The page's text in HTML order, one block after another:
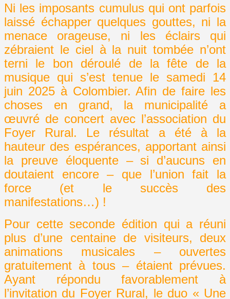
Ni les imposants cumulus qui ont parfois
laissé échapper quelques gouttes, ni la
menace orageuse, ni les éclairs qui
zébraient le ciel à la nuit tombée n’ont
terni le bon déroulé de la fête de la
musique qui s’est tenue le samedi 14
juin 2025 à Colombier. Afin de faire les
choses en grand, la municipalité a
œuvré de concert avec l’association du
Foyer Rural. Le résultat a été à la
hauteur des espérances, apportant ainsi
la preuve éloquente – si d’aucuns en
doutaient encore – que l’union fait la
force (et le succès des
manifestations…) !
Pour cette seconde édition qui a réuni
plus d’une centaine de visiteurs, deux
animations musicales – ouvertes
gratuitement à tous – étaient prévues.
Ayant répondu favorablement à
l’invitation du Foyer Rural, le duo « Une